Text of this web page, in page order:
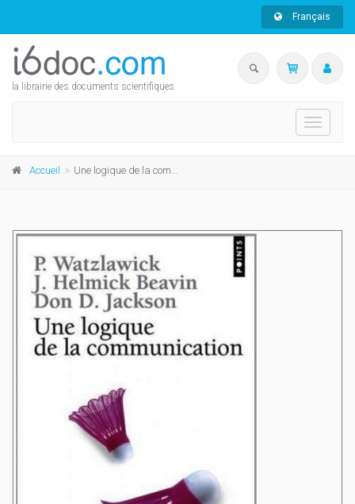
Français
la librairie des documents scientifiques
Toggle
Accueil Une logique de la communication